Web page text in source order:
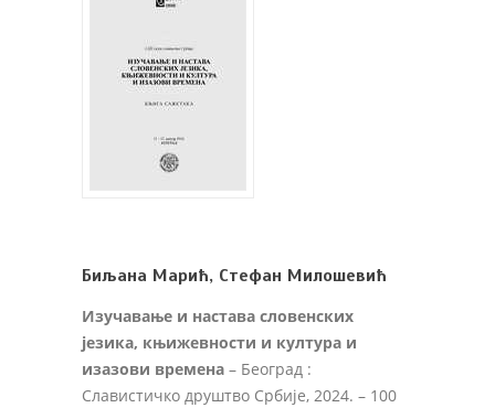
Биљана Марић, Стефан Милошевић
Изучавање и настава словенских
језика, књижевности и култура и
изазови времена – Београд :
Славистичко друштво Србије, 2024. – 100